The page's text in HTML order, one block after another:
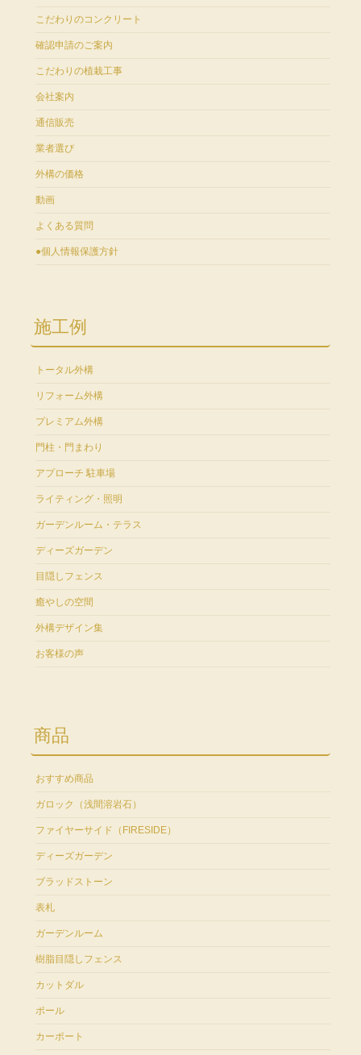
こだわりのコンクリート
確認申請のご案内
こだわりの植栽工事
会社案内
通信販売
業者選び
外構の価格
動画
よくある質問
●個人情報保護方針
施工例
トータル外構
リフォーム外構
プレミアム外構
門柱・門まわり
アプローチ 駐車場
ライティング・照明
ガーデンルーム・テラス
ディーズガーデン
目隠しフェンス
癒やしの空間
外構デザイン集
お客様の声
商品
おすすめ商品
ガロック（浅間溶岩石）
ファイヤーサイド（FIRESIDE）
ディーズガーデン
ブラッドストーン
表札
ガーデンルーム
樹脂目隠しフェンス
カットダル
ポール
カーポート